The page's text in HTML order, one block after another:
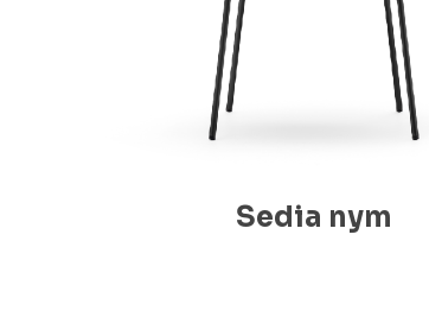
Sedia nym